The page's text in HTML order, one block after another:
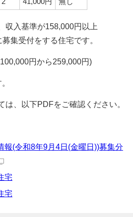
収入基準が158,000円以上
集受付をする住宅です。
円から259,000円)
は、以下PDFをご確認ください。
報(令和8年9月4日(金曜日))募集分
宅
宅